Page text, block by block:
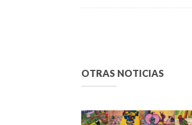
OTRAS NOTICIAS